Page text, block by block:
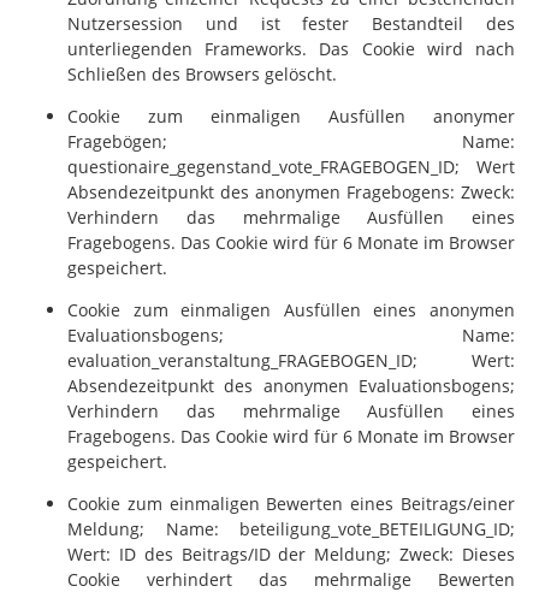
Nutzersession und ist fester Bestandteil des
unterliegenden Frameworks. Das Cookie wird nach
Schließen des Browsers gelöscht.
Cookie zum einmaligen Ausfüllen anonymer
Fragebögen; Name:
questionaire_gegenstand_vote_FRAGEBOGEN_ID; Wert
Absendezeitpunkt des anonymen Fragebogens: Zweck:
Verhindern das mehrmalige Ausfüllen eines
Fragebogens. Das Cookie wird für 6 Monate im Browser
gespeichert.
Cookie zum einmaligen Ausfüllen eines anonymen
Evaluationsbogens; Name:
evaluation_veranstaltung_FRAGEBOGEN_ID; Wert:
Absendezeitpunkt des anonymen Evaluationsbogens;
Verhindern das mehrmalige Ausfüllen eines
Fragebogens. Das Cookie wird für 6 Monate im Browser
gespeichert.
Cookie zum einmaligen Bewerten eines Beitrags/einer
Meldung; Name: beteiligung_vote_BETEILIGUNG_ID;
Wert: ID des Beitrags/ID der Meldung; Zweck: Dieses
Cookie verhindert das mehrmalige Bewerten